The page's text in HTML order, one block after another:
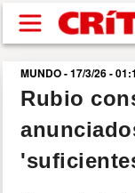
Pasar al
buscar
SUCESOS
MUNDO - 17/3/26 -
Rubio